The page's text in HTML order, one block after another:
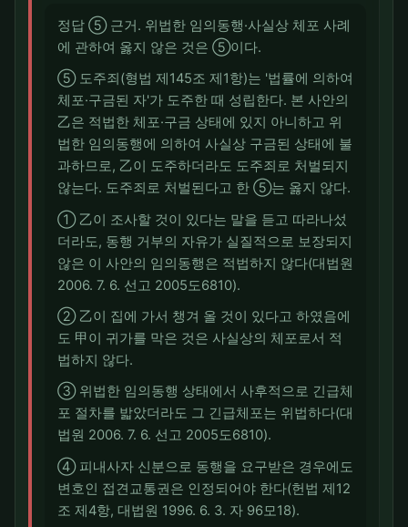
정답 ⑤ 근거. 위법한 임의동행·사실상 체포 사례
에 관하여 옳지 않은 것은 ⑤이다.
⑤ 도주죄(형법 제145조 제1항)는 '법률에 의하여
체포·구금된 자'가 도주한 때 성립한다. 본 사안의
乙은 적법한 체포·구금 상태에 있지 아니하고 위
법한 임의동행에 의하여 사실상 구금된 상태에 불
과하므로, 乙이 도주하더라도 도주죄로 처벌되지
않는다. 도주죄로 처벌된다고 한 ⑤는 옳지 않다.
① 乙이 조사할 것이 있다는 말을 듣고 따라나섰
더라도, 동행 거부의 자유가 실질적으로 보장되지
않은 이 사안의 임의동행은 적법하지 않다(대법원
2006. 7. 6. 선고 2005도6810).
② 乙이 집에 가서 챙겨 올 것이 있다고 하였음에
도 甲이 귀가를 막은 것은 사실상의 체포로서 적
법하지 않다.
③ 위법한 임의동행 상태에서 사후적으로 긴급체
포 절차를 밟았더라도 그 긴급체포는 위법하다(대
법원 2006. 7. 6. 선고 2005도6810).
④ 피내사자 신분으로 동행을 요구받은 경우에도
변호인 접견교통권은 인정되어야 한다(헌법 제12
조 제4항, 대법원 1996. 6. 3. 자 96모18).